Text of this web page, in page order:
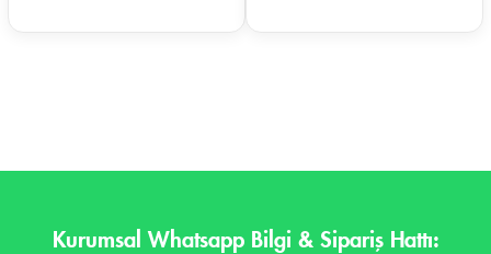
Kurumsal Whatsapp Bilgi & Sipariş Hattı: